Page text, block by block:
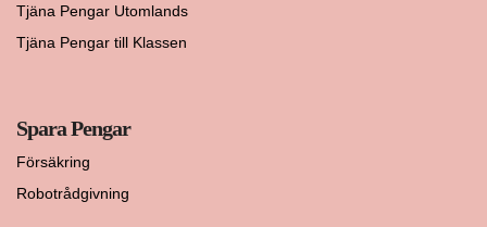
Tjäna Pengar Utomlands
Tjäna Pengar till Klassen
Spara Pengar
Försäkring
Robotrådgivning